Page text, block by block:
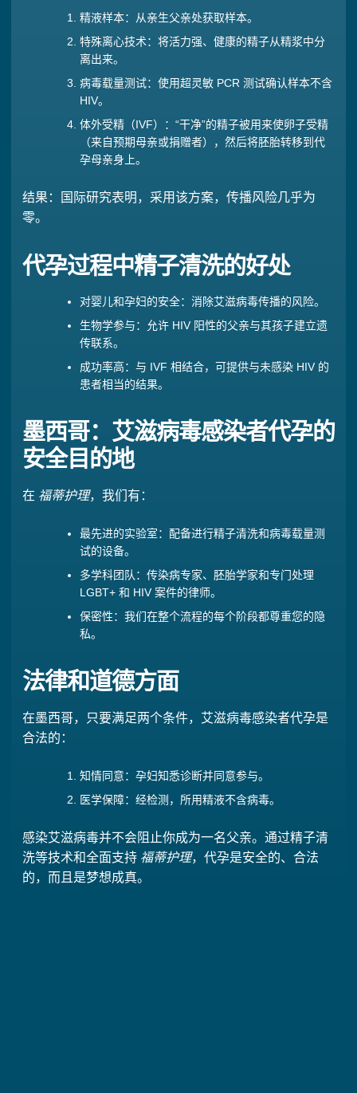
精液样本：从亲生父亲处获取样本。
特殊离心技术：将活力强、健康的精子从精浆中分
离出来。
病毒载量测试：使用超灵敏 PCR 测试确认样本不含
HIV。
体外受精（IVF）：“干净”的精子被用来使卵子受精
（来自预期母亲或捐赠者），然后将胚胎转移到代
孕母亲身上。
结果：国际研究表明，采用该方案，传播风险几乎为
零。
代孕过程中精子清洗的好处
对婴儿和孕妇的安全：消除艾滋病毒传播的风险。
生物学参与：允许 HIV 阳性的父亲与其孩子建立遗
传联系。
成功率高：与 IVF 相结合，可提供与未感染 HIV 的
患者相当的结果。
墨西哥：艾滋病毒感染者代孕的
安全目的地
在 福蒂护理，我们有：
最先进的实验室：配备进行精子清洗和病毒载量测
试的设备。
多学科团队：传染病专家、胚胎学家和专门处理
LGBT+ 和 HIV 案件的律师。
保密性：我们在整个流程的每个阶段都尊重您的隐
私。
法律和道德方面
在墨西哥，只要满足两个条件，艾滋病毒感染者代孕是
合法的：
知情同意：孕妇知悉诊断并同意参与。
医学保障：经检测，所用精液不含病毒。
感染艾滋病毒并不会阻止你成为一名父亲。通过精子清
洗等技术和全面支持 福蒂护理，代孕是安全的、合法
的，而且是梦想成真。